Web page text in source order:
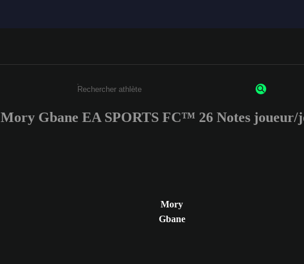
Saisissez au moins 3 caractères ou chiffres.
Mory Gbane EA SPORTS FC™ 26 Notes joueur/
Mory
Gbane